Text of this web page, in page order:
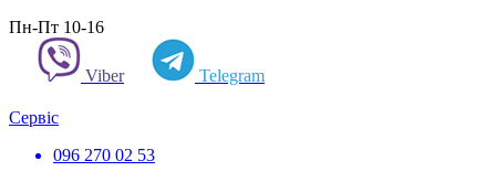
Пн-Пт 10-16
Viber Telegram
Сервіс
096 270 02 53